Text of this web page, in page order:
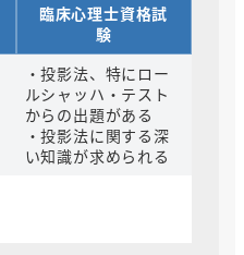
臨床心理士資格試
験
・投影法、特にロー
ルシャッハ・テスト
からの出題がある
・投影法に関する深
い知識が求められる